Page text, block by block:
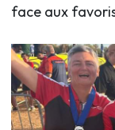
face aux